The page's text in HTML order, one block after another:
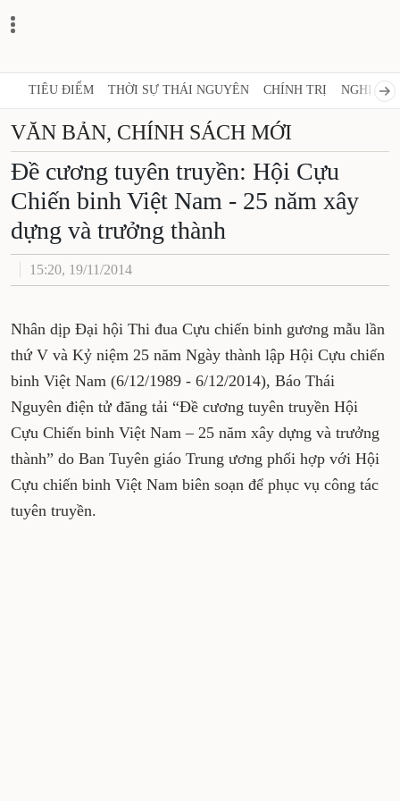
TIÊU ĐIỂM THỜI SỰ THÁI NGUYÊN CHÍNH TRỊ NGHỊ
VĂN BẢN, CHÍNH SÁCH MỚI
Đề cương tuyên truyền: Hội Cựu
Chiến binh Việt Nam - 25 năm xây
dựng và trưởng thành
15:20, 19/11/2014
Nhân dịp Đại hội Thi đua Cựu chiến binh gương mẫu lần
thứ V và Kỷ niệm 25 năm Ngày thành lập Hội Cựu chiến
binh Việt Nam (6/12/1989 - 6/12/2014), Báo Thái
Nguyên điện tử đăng tải “Đề cương tuyên truyền Hội
Cựu Chiến binh Việt Nam – 25 năm xây dựng và trưởng
thành” do Ban Tuyên giáo Trung ương phối hợp với Hội
Cựu chiến binh Việt Nam biên soạn để phục vụ công tác
tuyên truyền.